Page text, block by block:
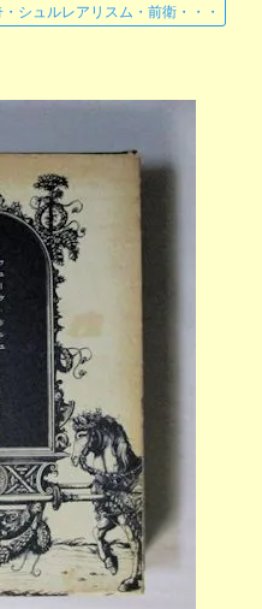
シュルレアリスム・前衛・・・